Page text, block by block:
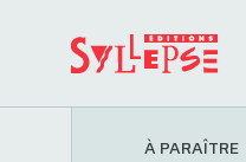
À PARAÎTRE